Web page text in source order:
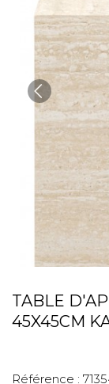
TABLE
45X45CM
Référence :